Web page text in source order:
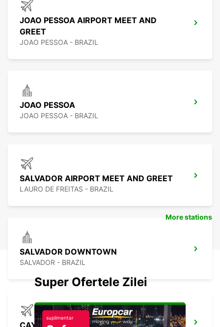
JOAO PESSOA AIRPORT MEET AND
GREET
JOAO PESSOA - BRAZIL
JOAO PESSOA
JOAO PESSOA - BRAZIL
SALVADOR AIRPORT MEET AND GREET
LAURO DE FREITAS - BRAZIL
SALVADOR DOWNTOWN
SALVADOR - BRAZIL
More stations
Super Ofertele Zilei
suplimentar